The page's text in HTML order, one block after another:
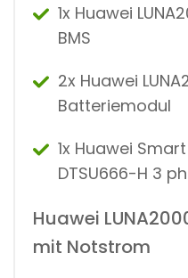
1x Huawei
BMS
2x Huawei
Batteriemodul
1x Huawei
DTSU666-H 3
Huawei
mit Notstrom